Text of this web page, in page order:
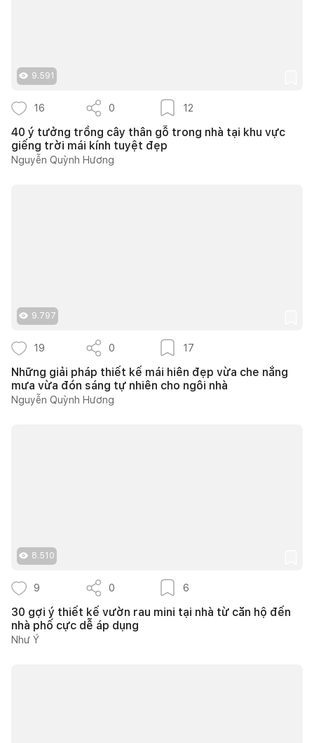
9.591
16 0 12
40 ý tưởng trồng cây thân gỗ trong nhà tại khu vực
giếng trời mái kính tuyệt đẹp
Nguyễn Quỳnh Hương
9.797
19 0 17
Những giải pháp thiết kế mái hiên đẹp vừa che nắng
mưa vừa đón sáng tự nhiên cho ngôi nhà
Nguyễn Quỳnh Hương
8.510
9 0 6
30 gợi ý thiết kế vườn rau mini tại nhà từ căn hộ đến
nhà phố cực dễ áp dụng
Như Ý